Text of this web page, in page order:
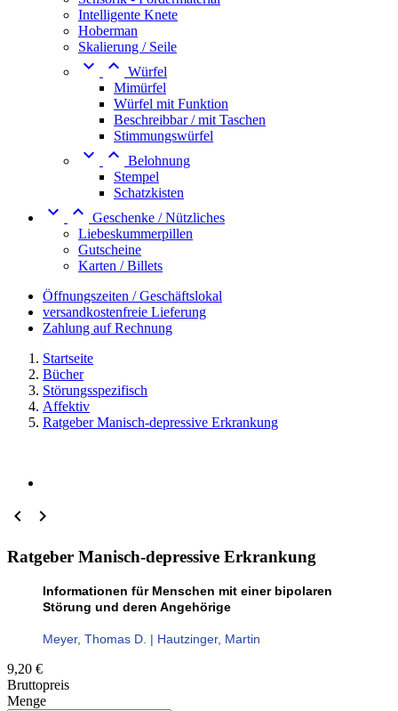
Intelligente Knete
Hoberman
Skalierung / Seile
  Würfel
Mimürfel
Würfel mit Funktion
Beschreibbar / mit Taschen
Stimmungswürfel
  Belohnung
Stempel
Schatzkisten
  Geschenke / Nützliches
Liebeskummerpillen
Gutscheine
Karten / Billets
Öffnungszeiten / Geschäftslokal
versandkostenfreie Lieferung
Zahlung auf Rechnung
Startseite
Bücher
Störungsspezifisch
Affektiv
Ratgeber Manisch-depressive Erkrankung
 
Ratgeber Manisch-depressive Erkrankung
Informationen für Menschen mit einer bipolaren
Störung und deren Angehörige
Meyer, Thomas D. | Hautzinger, Martin
9,20 €
Bruttopreis
Menge